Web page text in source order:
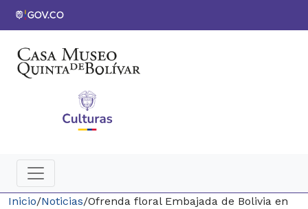
Inicio/Noticias/Ofrenda floral Embajada de Bolivia en